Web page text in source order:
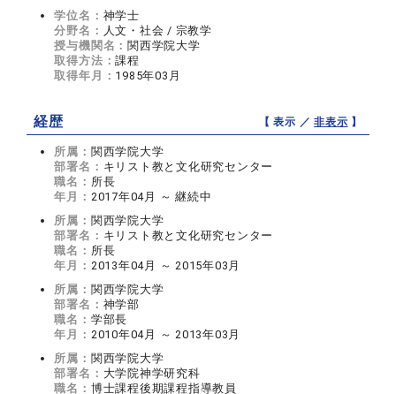
学位名： 神学士
分野名： 人文・社会 / 宗教学
授与機関名： 関西学院大学
取得方法：課程
取得年月： 1985年03月
経歴 【 表示 ／非表示 】
所属： 関西学院大学
部署名： キリスト教と文化研究センター
職名： 所長
年月： 2017年04月 ～ 継続中
所属： 関西学院大学
部署名： キリスト教と文化研究センター
職名： 所長
年月： 2013年04月 ～ 2015年03月
所属： 関西学院大学
部署名： 神学部
職名： 学部長
年月： 2010年04月 ～ 2013年03月
所属： 関西学院大学
部署名： 大学院神学研究科
職名： 博士課程後期課程指導教員